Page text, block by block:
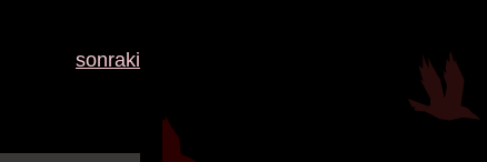
sonraki